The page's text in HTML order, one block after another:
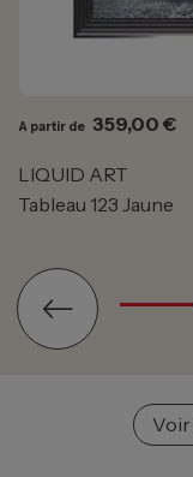
A partir de Prix
359,00 €
LIQUID ART
Tableau 123 Jaune